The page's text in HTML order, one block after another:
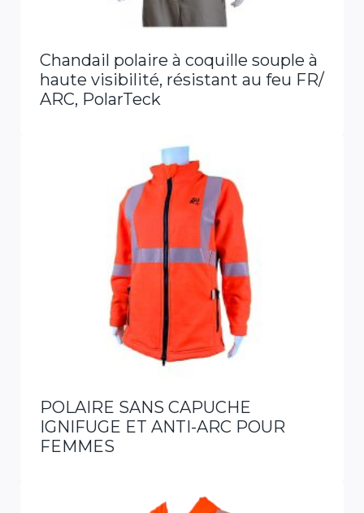
Chandail polaire à coquille souple à
haute visibilité, résistant au feu FR/
ARC, PolarTeck
POLAIRE SANS CAPUCHE
IGNIFUGE ET ANTI-ARC POUR
FEMMES